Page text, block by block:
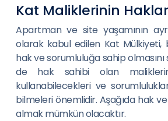
Kat Maliklerinin
Apartman ve site yaşamının
olarak kabul edilen Kat Mülkiyeti,
hak ve sorumluluğa sahip
de hak sahibi olan
kullanabilecekleri ve
bilmeleri önemlidir. Aşağıda hak
almak mümkün olacaktır.